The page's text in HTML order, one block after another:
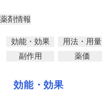
薬剤情報
効能・効果 用法・用量
副作用
薬価
効能・効果